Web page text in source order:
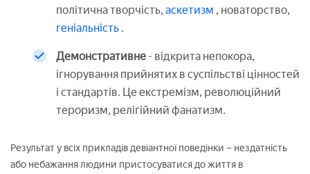
політична творчість, аскетизм , новаторство,
геніальність .
Демонстративне - відкрита непокора,
ігнорування прийнятих в суспільстві цінностей
і стандартів. Це екстремізм, революційний
тероризм, релігійний фанатизм.
Результат у всіх прикладів девіантної поведінки – нездатність
або небажання людини пристосуватися до життя в